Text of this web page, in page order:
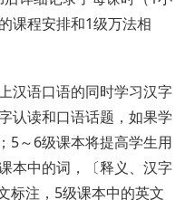
课程安排和1级万法相
语口语的同时学习汉字
认读和口语话题，如果学
5～6级课本将提高学生用
本中的词，〔释义、汉字
标注，5级课本中的英文